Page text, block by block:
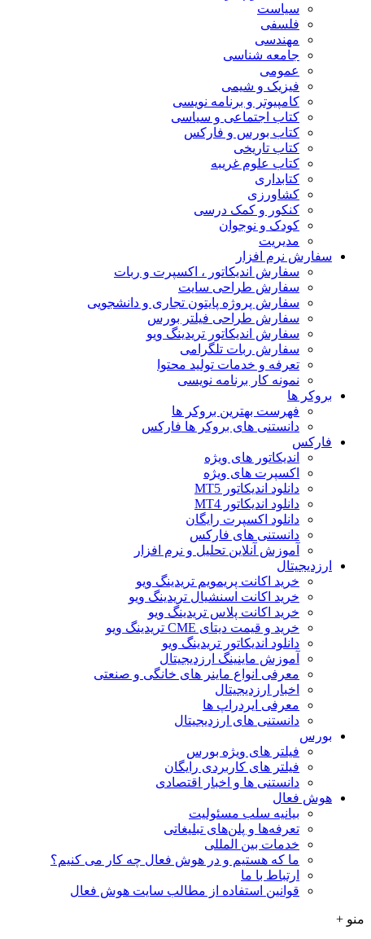
سیاست
فلسفی
مهندسی
جامعه شناسی
عمومی
فیزیک و شیمی
کامپیوتر و برنامه نویسی
کتاب اجتماعی و سیاسی
کتاب بورس و فارکس
کتاب تاریخی
کتاب علوم غریبه
کتابداری
کشاورزی
کنکور و کمک‌ درسی
کودک و نوجوان
مدیریت
سفارش نرم افزار
سفارش اندیکاتور ، اکسپرت و ربات
سفارش طراحی سایت
سفارش پروژه پایتون تجاری و دانشجویی
سفارش طراحی فیلتر بورس
سفارش اندیکاتور تریدینگ ویو
سفارش ربات تلگرامی
تعرفه و خدمات تولید محتوا
نمونه کار برنامه نویسی
بروکر ها
فهرست بهترین بروکر ها
دانستنی های بروکر ها فارکس
فارکس
اندیکاتور های ویژه
اکسپرت های ویژه
دانلود اندیکاتور MT5
دانلود اندیکاتور MT4
دانلود اکسپرت رایگان
دانستنی های فارکس
آموزش آنلاین تحلیل و نرم افزار
ارزدیجیتال
خرید اکانت پریمویم تریدینگ ویو
خرید اکانت اسنشیال تریدینگ ویو
خرید اکانت پلاس تریدینگ ویو
خرید و قیمت دیتای CME تریدینگ ویو
دانلود اندیکاتور تریدینگ ویو
آموزش ماینینگ ارزدیجیتال
معرفی انواع ماینر های خانگی و صنعتی
اخبار ارزدیجیتال
معرفی ایردراپ ها
دانستنی های ارزدیجیتال
بورس
فیلتر های ویژه بورس
فیلتر های کاربردی رایگان
دانستنی ها و اخبار اقتصادی
هوش فعال
بیانیه سلب مسئولیت
تعرفه‌ها و پلن‌های تبلیغاتی
خدمات بین المللی
ما که هستیم و در هوش فعال چه کار می کنیم؟
ارتباط با ما
قوانین استفاده از مطالب سایت هوش فعال
منو +